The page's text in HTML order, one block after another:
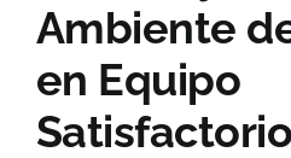
Cursos con crédito
Proyectos Especiales
Ambiente
en Equipo
Satisfactorio